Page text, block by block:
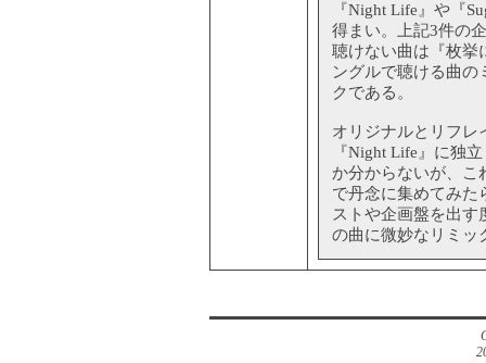
『Night Life』や『
得まい。上記3件の
聴けない曲は『枚挙
ングルで聴ける曲の
クである。
オリジナルとリフレ
『Night Life』に独
か分からないが、こ
で丹念に集めてみた
ストや企画盤を出す
の曲に微妙なリミッ